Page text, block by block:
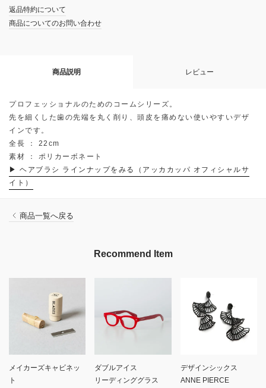
返品特約について
商品についてのお問い合わせ
商品説明 レビュー
プロフェッショナルのためのコームシリーズ。
先を細くした歯の先端を丸く削り、頭皮を痛めない使いやすいデザ
インです。
全長 ： 22cm
素材 ： ポリカーボネート
▶ ヘアブラシ ラインナップをみる（アッカカッパ オフィシャルサ
イト）
商品一覧へ戻る
Recommend Item
メイカーズキャビネッ
ト
ダブルアイス
リーディンググラス
デザインシックス
ANNE PIERCE